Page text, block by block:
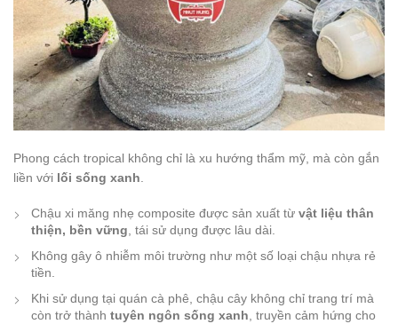
Phong cách tropical không chỉ là xu hướng thẩm mỹ, mà còn gắn
liền với lối sống xanh.
Chậu xi măng nhẹ composite được sản xuất từ vật liệu thân
thiện, bền vững, tái sử dụng được lâu dài.
Không gây ô nhiễm môi trường như một số loại chậu nhựa rẻ
tiền.
Khi sử dụng tại quán cà phê, chậu cây không chỉ trang trí mà
còn trở thành tuyên ngôn sống xanh, truyền cảm hứng cho